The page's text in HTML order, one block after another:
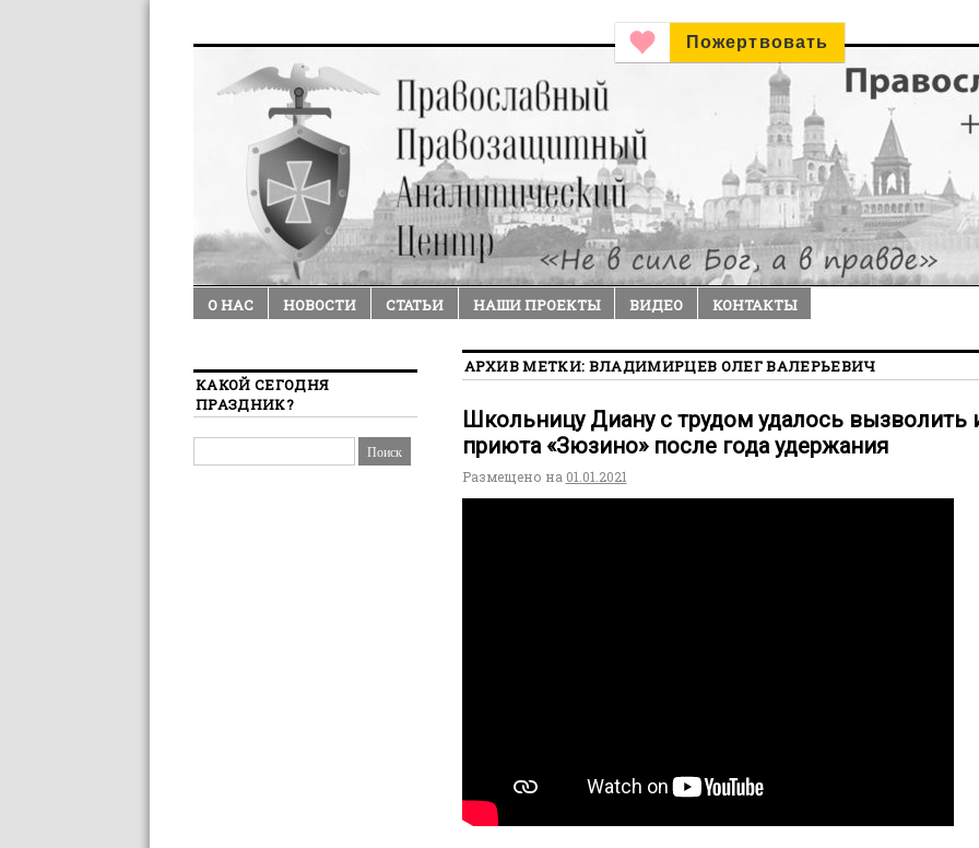
Пожертвовать
О НАС НОВОСТИ СТАТЬИ НАШИ ПРОЕКТЫ ВИДЕО КОНТАКТЫ
АРХИВ МЕТКИ: ВЛАДИМИРЦЕВ ОЛЕГ ВАЛЕРЬЕВИЧ
Школьницу Диану с трудом удалось вызволить
приюта «Зюзино» после года удержания
Размещено на 01.01.2021
КАКОЙ СЕГОДНЯ
ПРАЗДНИК?